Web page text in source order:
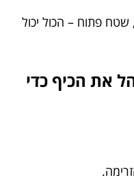
שטח פתוח – הכול יכול
את הכיף כדי